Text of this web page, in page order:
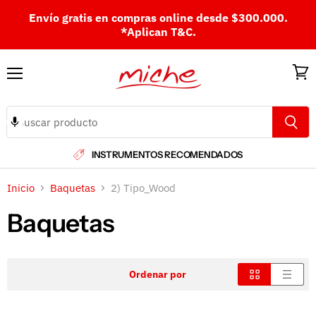
Envío gratis en compras online desde $300.000.
*Aplican T&C.
INSTRUMENTOS RECOMENDADOS
Inicio Baquetas 2) Tipo_Wood
Baquetas
Ordenar por